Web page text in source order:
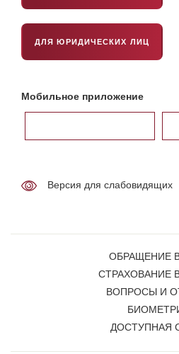
ДЛЯ ЮРИДИЧЕСКИХ ЛИЦ
Мобильное приложение
Версия для слабовидящих
ОБРАЩЕНИЕ
СТРАХОВАНИЕ
ВОПРОСЫ И
ДОСТУПНАЯ